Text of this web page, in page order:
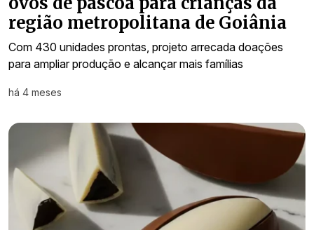
região metropolitana de Goiânia
Com 430 unidades prontas, projeto arrecada doações
para ampliar produção e alcançar mais famílias
há 4 meses